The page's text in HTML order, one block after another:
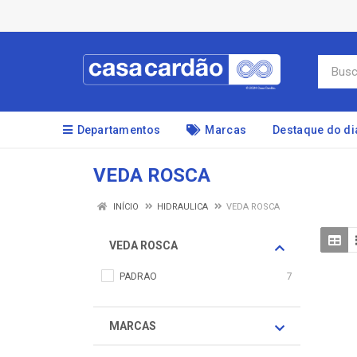
Departamentos Marcas Destaque do
VEDA ROSCA
INÍCIO HIDRAULICA VEDA ROSCA
VEDA ROSCA
PADRAO 7
MARCAS